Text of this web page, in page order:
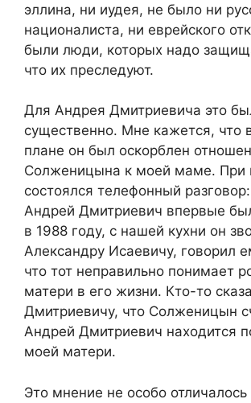
эллина, ни иудея, не было ни
националиста, ни еврейского
были люди, которых надо
что их преследуют.
Для Андрея Дмитриевича это
существенно. Мне кажется, что
плане он был оскорблен
Солженицына к моей маме. При
состоялся телефонный
Андрей Дмитриевич впервые
в 1988 году, с нашей кухни он
Александру Исаевичу, говорил
что тот неправильно понимает
матери в его жизни. Кто-то
Дмитриевичу, что Солженицын
Андрей Дмитриевич находится
моей матери.
Это мнение не особо